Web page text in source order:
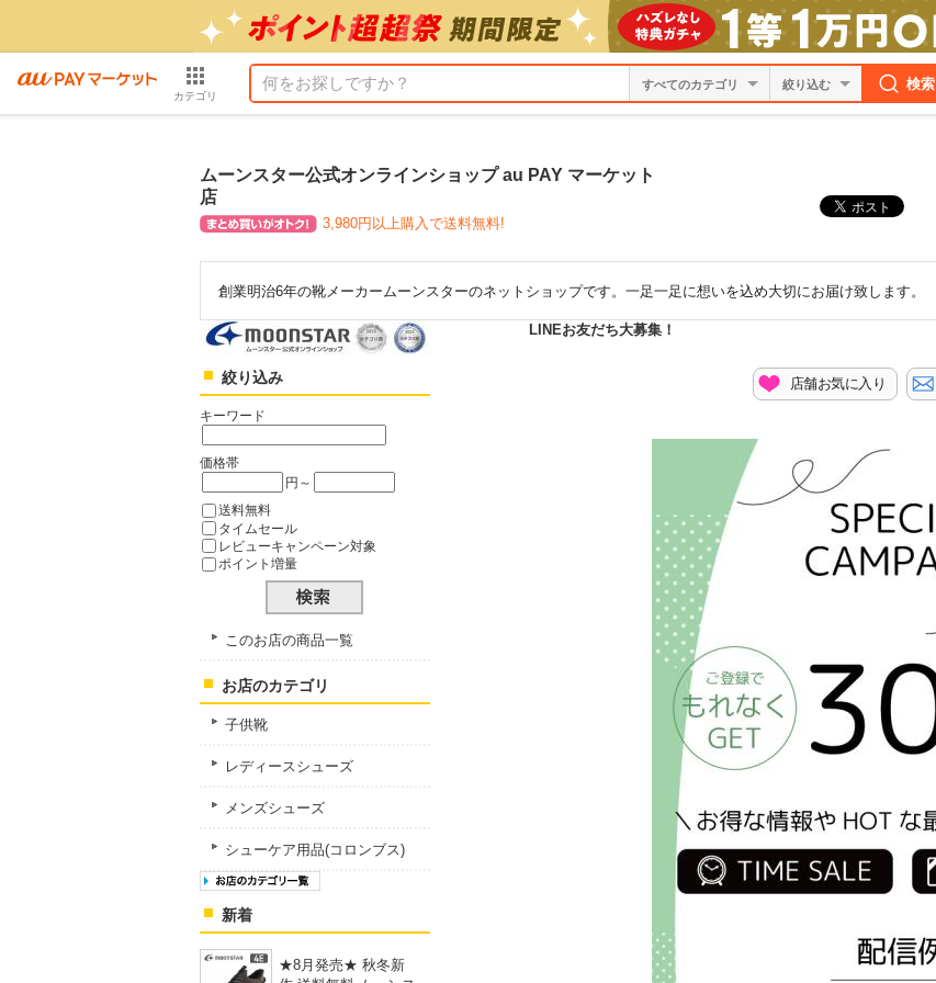
カテゴリ
絞り込む 検索
ムーンスター公式オンラインショップ au PAY マーケット
店
3,980円以上購入で送料無料!
創業明治6年の靴メーカームーンスターのネットショップです。一足一足に想いを込め大切にお届け致します。
LINEお友だち大募集！
店舗お気に入り
絞り込み
キーワード
価格帯
円～
送料無料
タイムセール
レビューキャンペーン対象
ポイント増量
このお店の商品一覧
お店のカテゴリ
子供靴
レディースシューズ
メンズシューズ
シューケア用品(コロンブス)
新着
★8月発売★ 秋冬新